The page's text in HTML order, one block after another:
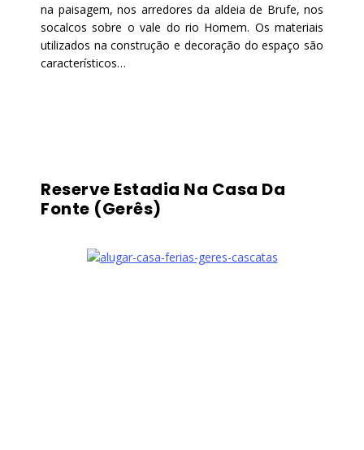
na paisagem, nos arredores da aldeia de Brufe, nos
socalcos sobre o vale do rio Homem. Os materiais
utilizados na construção e decoração do espaço são
característicos…
Reserve Estadia Na Casa Da
Fonte (Gerês)